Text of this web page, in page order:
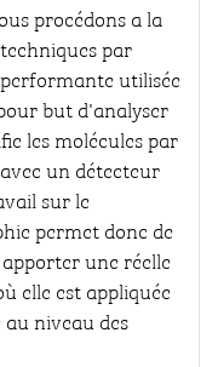
procédons a la
par
utilisée
but d'analyser
les molécules par
un détecteur
sur le
permet donc de
une réelle
elle est appliquée
niveau des